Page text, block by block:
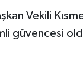
Vekili
güvencesi